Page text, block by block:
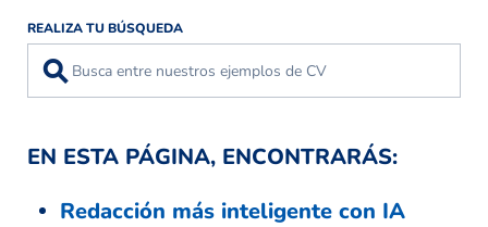
REALIZA TU BÚSQUEDA
⚲
EN ESTA PÁGINA, ENCONTRARÁS:
Redacción más inteligente con IA